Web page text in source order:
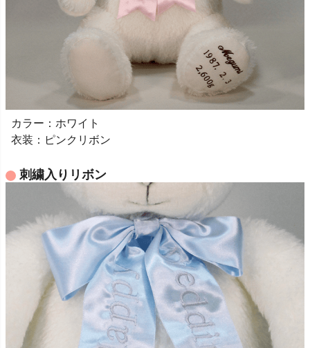
カラー：ホワイト
衣装：ピンクリボン
刺繍入りリボン